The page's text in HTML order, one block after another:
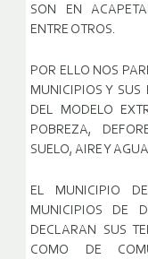
SON EN
ENTRE OTROS.
POR ELLO NOS
MUNICIPIOS Y SUS
DEL MODELO
POBREZA,
SUELO, AIRE Y
EL MUNICIPIO
MUNICIPIOS DE
DECLARAN SUS
COMO DE